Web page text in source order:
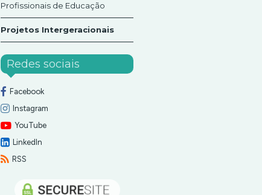
Profissionais de Educação
Projetos Intergeracionais
Redes sociais
Facebook
Instagram
YouTube
LinkedIn
RSS